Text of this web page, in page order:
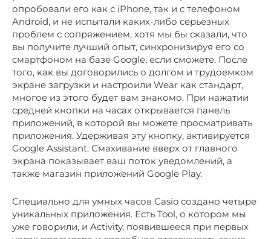
опробовали его как с iPhone, так и с телефоном
Android, и не испытали каких-либо серьезных
проблем с сопряжением, хотя мы бы сказали, что
вы получите лучший опыт, синхронизируя его со
смартфоном на базе Google, если сможете. После
того, как вы договорились о долгом и трудоемком
экране загрузки и настроили Wear как стандарт,
многое из этого будет вам знакомо. При нажатии
средней кнопки на часах открывается панель
приложений, в которой вы можете просматривать
приложения. Удерживая эту кнопку, активируется
Google Assistant. Смахивание вверх от главного
экрана показывает ваш поток уведомлений, а
также магазин приложений Google Play.
Специально для умных часов Casio создано четыре
уникальных приложения. Есть Tool, о котором мы
уже говорили, и Activity, появившееся при первых